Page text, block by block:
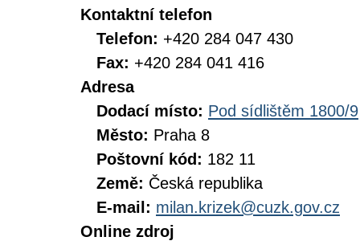
Kontaktní telefon
Telefon: +420 284 047 430
Fax: +420 284 041 416
Adresa
Dodací místo: Pod sídlištěm 1800/9
Město: Praha 8
Poštovní kód: 182 11
Země: Česká republika
E-mail: milan.krizek@cuzk.gov.cz
Online zdroj